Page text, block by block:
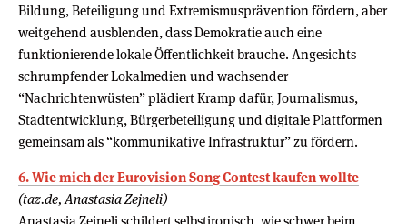
Bildung, Beteiligung und Extremismusprävention fördern, aber
weitgehend ausblenden, dass Demokratie auch eine
funktionierende lokale Öffentlichkeit brauche. Angesichts
schrumpfender Lokalmedien und wachsender
“Nachrichtenwüsten” plädiert Kramp dafür, Journalismus,
Stadtentwicklung, Bürgerbeteiligung und digitale Plattformen
gemeinsam als “kommunikative Infrastruktur” zu fördern.
6. Wie mich der Eurovision Song Contest kaufen wollte
(taz.de, Anastasia Zejneli)
Anastasia Zejneli schildert selbstironisch, wie schwer beim